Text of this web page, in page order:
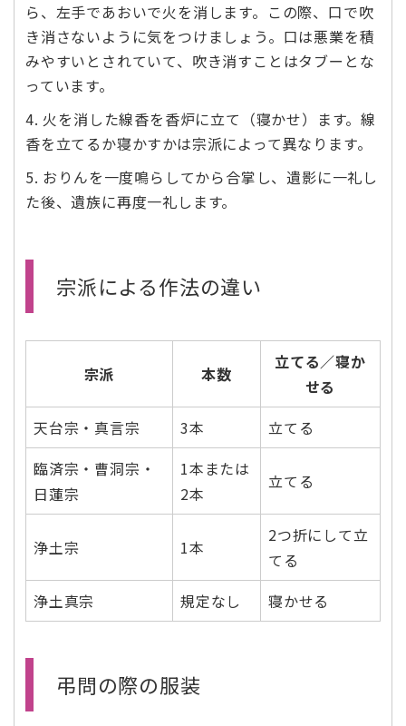
ら、左手であおいで火を消します。この際、口で吹
き消さないように気をつけましょう。口は悪業を積
みやすいとされていて、吹き消すことはタブーとな
っています。
4. 火を消した線香を香炉に立て（寝かせ）ます。線
香を立てるか寝かすかは宗派によって異なります。
5. おりんを一度鳴らしてから合掌し、遺影に一礼し
た後、遺族に再度一礼します。
宗派による作法の違い
宗派 本数
立てる／寝か
せる
天台宗・真言宗
3本
立てる
臨済宗・曹洞宗・
日蓮宗
1本または
2本
立てる
浄土宗 1本
2つ折にして立
てる
浄土真宗
規定なし 寝かせる
弔問の際の服装